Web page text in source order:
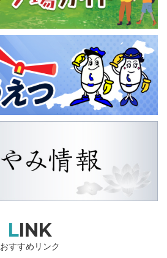
LINK
おすすめリンク